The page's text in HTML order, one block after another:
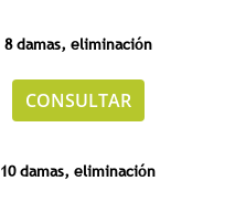
8 damas, eliminación
CONSULTAR
10 damas, eliminación